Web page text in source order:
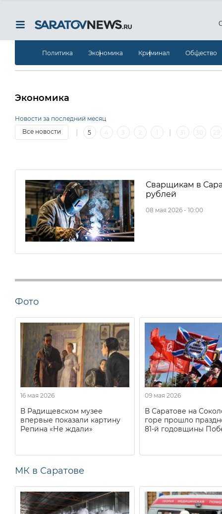
Политика Экономика Криминал Общество
Экономика
Новости за последний месяц
Все новости
| 5 4 3 2 1 | 31 30 29
Сварщикам в
рублей
08 мая 2026 - 10:00
Фото
16 мая 2026
В Радищевском музее
впервые показали картину
Репина «Не ждали»
09 мая 2026
В Саратове на
горе прошло
81-й годовщины
МК в Саратове